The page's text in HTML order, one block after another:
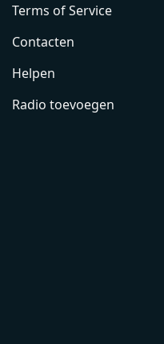
Terms of Service
Contacten
Helpen
Radio toevoegen